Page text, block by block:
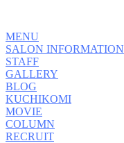
MENU
SALON INFORMATION
STAFF
GALLERY
BLOG
KUCHIKOMI
MOVIE
COLUMN
RECRUIT